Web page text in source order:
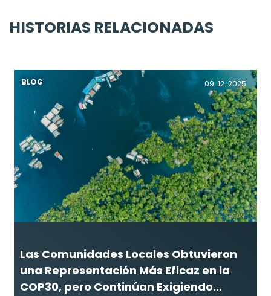
HISTORIAS RELACIONADAS
09 .12. 2025
BLOG
Las Comunidades Locales Obtuvieron
una Representación Más Eficaz en la
COP30, pero Continúan Exigiendo